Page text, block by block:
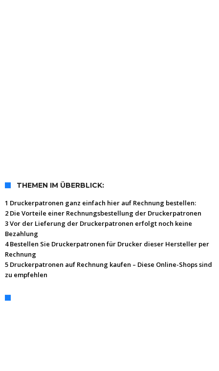
THEMEN IM ÜBERBLICK:
1 Druckerpatronen ganz einfach hier auf Rechnung bestellen:
2 Die Vorteile einer Rechnungsbestellung der Druckerpatronen
3 Vor der Lieferung der Druckerpatronen erfolgt noch keine
Bezahlung
4 Bestellen Sie Druckerpatronen für Drucker dieser Hersteller per
Rechnung
5 Druckerpatronen auf Rechnung kaufen – Diese Online-Shops sind
zu empfehlen